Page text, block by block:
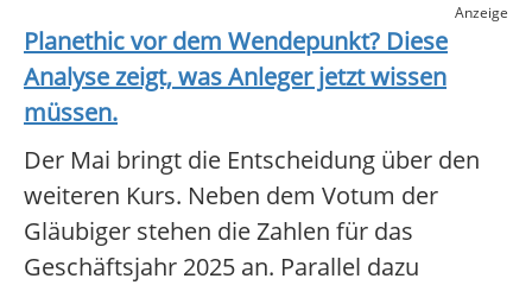
Anzeige
Planethicvor dem Wendepunkt? Diese
Analyse zeigt, was Anleger jetzt wissen
müssen.
Der Mai bringt die Entscheidung über den
weiteren Kurs. Neben dem Votum der
Gläubiger stehen die Zahlen für das
Geschäftsjahr 2025 an. Parallel dazu